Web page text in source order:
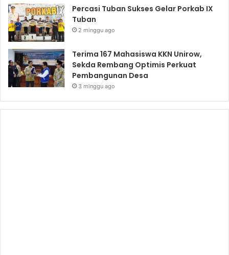
Percasi Tuban Sukses Gelar Porkab IX
Tuban
2 minggu ago
Terima 167 Mahasiswa KKN Unirow,
Sekda Rembang Optimis Perkuat
Pembangunan Desa
3 minggu ago